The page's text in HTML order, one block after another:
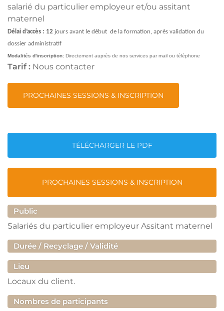
salarié du particulier employeur et/ou assitant
maternel
Délai d’accès : 12 jours avant le début de la formation, après validation du
dossier administratif
Modalités d'inscription: Directement auprès de nos services par mail ou téléphone
Tarif : Nous contacter
PROCHAINES SESSIONS & INSCRIPTION
TÉLÉCHARGER LE PDF
PROCHAINES SESSIONS & INSCRIPTION
Public
Salariés du particulier employeur Assitant maternel
Durée / Recyclage / Validité
Lieu
Locaux du client.
Nombres de participants